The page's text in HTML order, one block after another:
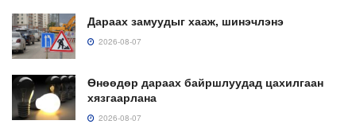
Дараах замуудыг хааж, шинэчлэнэ
2026-08-07
Өнөөдөр дараах байршлуудад цахилгаан
хязгаарлана
2026-08-07